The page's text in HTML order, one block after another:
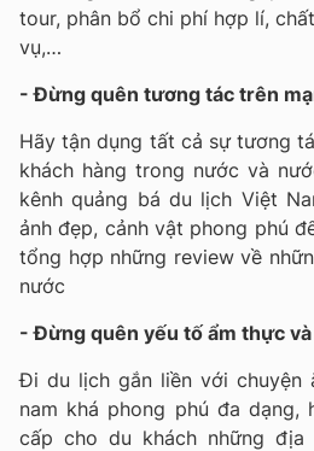
tour, phân bổ chi phí hợp lí,
vụ,…
- Đừng quên tương tác trên
Hãy tận dụng tất cả sự tương
khách hàng trong nước và
kênh quảng bá du lịch Việt
ảnh đẹp, cảnh vật phong phú
tổng hợp những review về
nước
- Đừng quên yếu tố ẩm thực
Đi du lịch gắn liền với chuyện
nam khá phong phú đa dạng,
cấp cho du khách những